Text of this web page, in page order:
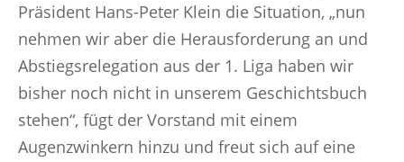
Präsident Hans-Peter Klein die Situation, „nun
nehmen wir aber die Herausforderung an und
Abstiegsrelegation aus der 1. Liga haben wir
bisher noch nicht in unserem Geschichtsbuch
stehen“, fügt der Vorstand mit einem
Augenzwinkern hinzu und freut sich auf eine